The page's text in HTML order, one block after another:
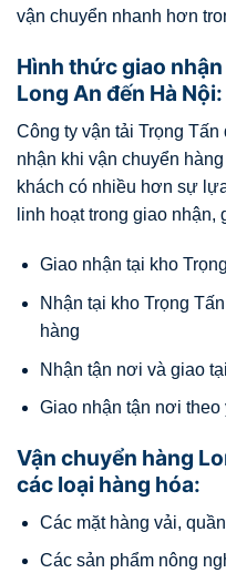
vận chuyển nhanh hơn
Hình thức giao
Long An đến Hà Nội:
Công ty vận tải Trọng
nhận khi vận chuyển
khách có nhiều hơn sự
linh hoạt trong giao nhận,
Giao nhận tại kho
Nhận tại kho Trọng
hàng
Nhận tận nơi và giao
Giao nhận tận nơi theo
Vận chuyển hàng
các loại hàng hóa:
Các mặt hàng vải,
Các sản phẩm nông